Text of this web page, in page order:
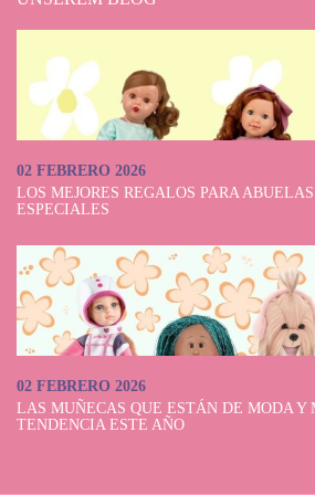
Entdecken Sie unser Sortiment, vergleichen
Sie die Puppe, die Ihnen am besten
Bestellung kommt in perfektem Zustand
Verschenken oder selbst
02 FEBRERO 2026
LOS MEJORES REGALOS PARA
ESPECIALES
02 FEBRERO 2026
LAS MUÑECAS QUE ESTÁN DE MODA Y
TENDENCIA ESTE AÑO